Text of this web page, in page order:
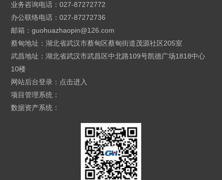
业务咨询电话：027-87272772
办公联络电话：027-87272736
邮箱：guohuazhaopin@126.com
蔡甸地址：湖北省武汉市蔡甸区蔡甸街道茂源社区205室
武昌地址：湖北省武汉市武昌区中北路109号凯德广场1818中心
10楼
网站后台登录： 点击进入
项目管理系统：
数据资产系统：